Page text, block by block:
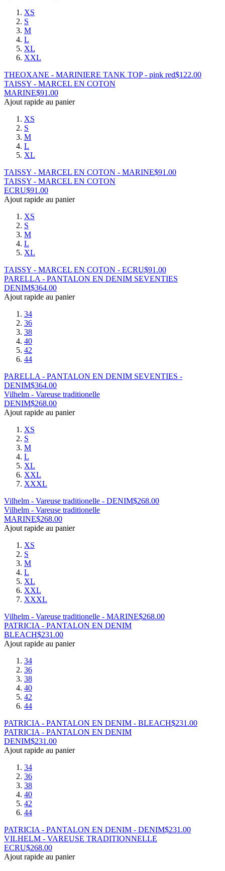
XS
S
M
L
XL
XXL
THEOXANE - MARINIERE TANK TOP - pink red$122.00
TAISSY - MARCEL EN COTON
MARINE$91.00
Ajout rapide au panier
XS
S
M
L
XL
TAISSY - MARCEL EN COTON - MARINE$91.00
TAISSY - MARCEL EN COTON
ECRU$91.00
Ajout rapide au panier
XS
S
M
L
XL
TAISSY - MARCEL EN COTON - ECRU$91.00
PARELLA - PANTALON EN DENIM SEVENTIES
DENIM$364.00
Ajout rapide au panier
34
36
38
40
42
44
PARELLA - PANTALON EN DENIM SEVENTIES -
DENIM$364.00
Vilhelm - Vareuse traditionelle
DENIM$268.00
Ajout rapide au panier
XS
S
M
L
XL
XXL
XXXL
Vilhelm - Vareuse traditionelle - DENIM$268.00
Vilhelm - Vareuse traditionelle
MARINE$268.00
Ajout rapide au panier
XS
S
M
L
XL
XXL
XXXL
Vilhelm - Vareuse traditionelle - MARINE$268.00
PATRICIA - PANTALON EN DENIM
BLEACH$231.00
Ajout rapide au panier
34
36
38
40
42
44
PATRICIA - PANTALON EN DENIM - BLEACH$231.00
PATRICIA - PANTALON EN DENIM
DENIM$231.00
Ajout rapide au panier
34
36
38
40
42
44
PATRICIA - PANTALON EN DENIM - DENIM$231.00
VILHELM - VAREUSE TRADITIONNELLE
ECRU$268.00
Ajout rapide au panier